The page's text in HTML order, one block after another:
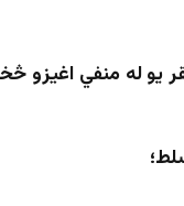
له منفي اغیزو